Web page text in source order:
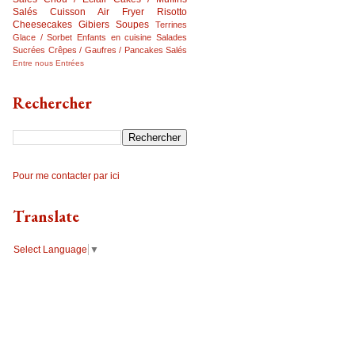
Salés
Cuisson Air Fryer
Risotto
Cheesecakes Gibiers Soupes
Terrines
Glace / Sorbet Enfants en cuisine Salades
Sucrées Crêpes / Gaufres / Pancakes Salés
Entre nous Entrées
Rechercher
Pour me contacter par ici
Translate
Select Language ▼